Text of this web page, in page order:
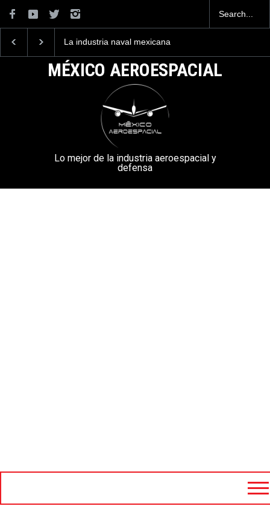
La industria naval mexicana
la Armada de México
mexicanos cuesta 2.9
millones de dólares
MÉXICO AEROESPACIAL
Lo mejor de la industria aeroespacial y
defensa